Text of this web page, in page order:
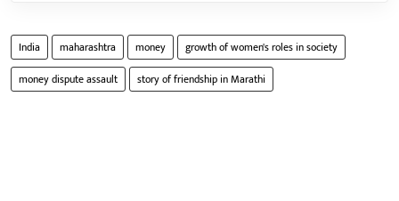
India maharashtra money
growth of women's roles in society
money dispute assault
story of friendship in Marathi